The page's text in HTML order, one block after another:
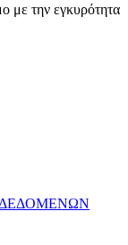
με την εγκυρότητα
ΔΕΔΟΜΕΝΩΝ